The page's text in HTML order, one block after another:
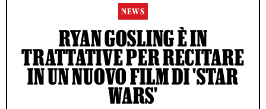
NEWS
RYAN GOSLING È IN
TRATTATIVE PER RECITARE
IN UN NUOVO FILM DI 'STAR
WARS'